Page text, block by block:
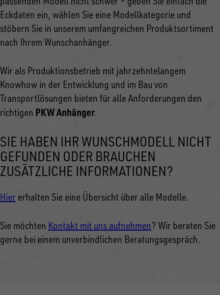
Eckdaten ein, wählen Sie eine Modellkategorie und
stöbern Sie in unserem umfangreichen Produktsortiment
nach Ihrem Wunschanhänger.
Wir als Produktionsbetrieb mit jahrzehntelangem
Knowhow in der Entwicklung und im Bau von
Transportlösungen bieten für alle Anforderungen den
richtigen PKW Anhänger.
SIE HABEN IHR WUNSCHMODELL NICHT
GEFUNDEN ODER BRAUCHEN
ZUSÄTZLICHE INFORMATIONEN?
Hier erhalten Sie eine Übersicht über alle Modelle.
Sie möchten Kontakt mit uns aufnehmen? Wir beraten Sie
gerne bei einem unverbindlichen Beratungsgespräch.